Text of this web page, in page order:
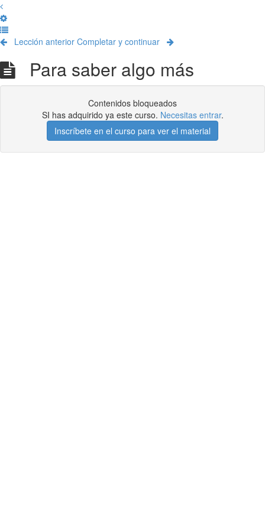
Lección anterior Completar y continuar
Para saber algo más
Contenidos bloqueados
SI has adquirido ya este curso. Necesitas entrar.
Inscríbete en el curso para ver el material